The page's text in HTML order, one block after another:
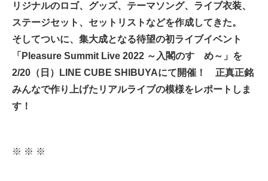
リジナルのロゴ、グッズ、テーマソング、ライブ衣装、
ステージセット、セットリストなどを作成してきた。
そしてついに、集大成となる待望の初ライブイベント
「Pleasure Summit Live 2022 ～入閣のすゝめ～」を
2/20（日）LINE CUBE SHIBUYAにて開催！ 正真正銘
みんなで作り上げたリアルライブの模様をレポートしま
す！
※ ※ ※